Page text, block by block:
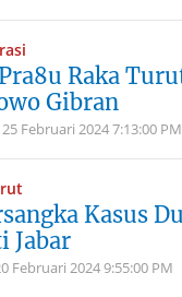
Raka
Gibran
Februari 20247:13:00 PM
Kasus
Jabar
Februari 20249:55:00 PM